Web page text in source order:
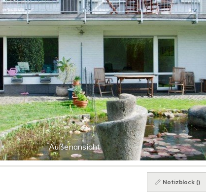
Außenansicht
Notizblock ()